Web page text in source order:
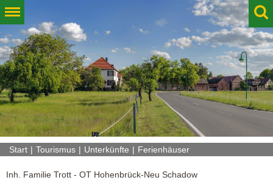
Start Tourismus Unterkünfte Ferienhäuser
Inh. Familie Trott - OT Hohenbrück-Neu Schadow